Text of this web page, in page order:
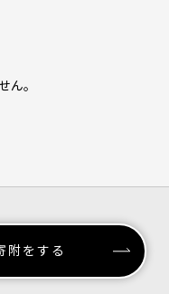
ん。
附をする